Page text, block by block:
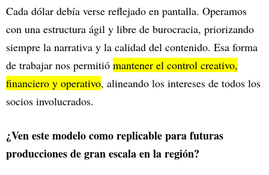
Cada dólar debía verse reflejado en pantalla. Operamos
con una estructura ágil y libre de burocracia, priorizando
siempre la narrativa y la calidad del contenido. Esa forma
de trabajar nos permitió mantener el control creativo,
financiero y operativo, alineando los intereses de todos los
socios involucrados.
¿Ven este modelo como replicable para futuras
producciones de gran escala en la región?